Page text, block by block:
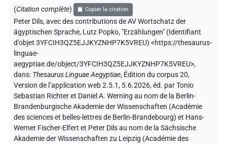
(Citation complète) Copier la citation
Peter Dils,avec des contributions deAV Wortschatz der
ägyptischen Sprache, Lutz Popko, "Erzählungen" (Identifiant
d’objet 3YFCIH3QZ5EJJKYZNHP7K5VREU) <https://thesaurus-
linguae-
aegyptiae.de/object/3YFCIH3QZ5EJJKYZNHP7K5VREU>,
dans: Thesaurus Linguae Aegyptiae, Édition du corpus 20,
Version de l’application web 2.5.1, 5.6.2026, éd. par Tonio
Sebastian Richter et Daniel A. Werning au nom de la Berlin-
Brandenburgische Akademie der Wissenschaften (Académie
des sciences et belles-lettres de Berlin-Brandebourg) et Hans-
Werner Fischer-Elfert et Peter Dils au nom de la Sächsische
Akademie der Wissenschaften zu Leipzig (Académie des